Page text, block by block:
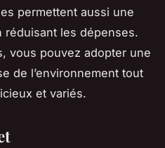
permettent aussi une
réduisant les dépenses.
vous pouvez adopter une
de l’environnement tout
et variés.